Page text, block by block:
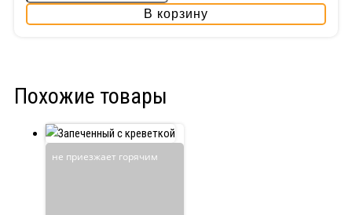
В корзину
Похожие товары
не приезжает горячим